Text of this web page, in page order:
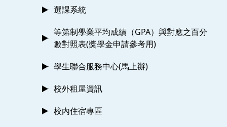
選課系統
等第制學業平均成績（GPA）與對應之百分
數對照表(獎學金申請參考用)
學生聯合服務中心(馬上辦)
校外租屋資訊
校內住宿專區